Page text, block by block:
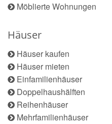
Möblierte Wohnungen
Häuser
Häuser kaufen
Häuser mieten
Einfamilienhäuser
Doppelhaushälften
Reihenhäuser
Mehrfamilienhäuser